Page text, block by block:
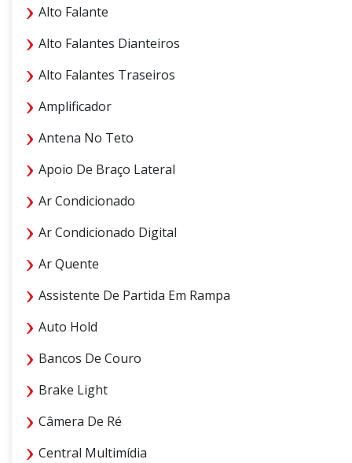
Alto Falante
Alto Falantes Dianteiros
Alto Falantes Traseiros
Amplificador
Antena No Teto
Apoio De Braço Lateral
Ar Condicionado
Ar Condicionado Digital
Ar Quente
Assistente De Partida Em Rampa
Auto Hold
Bancos De Couro
Brake Light
Câmera De Ré
Central Multimídia